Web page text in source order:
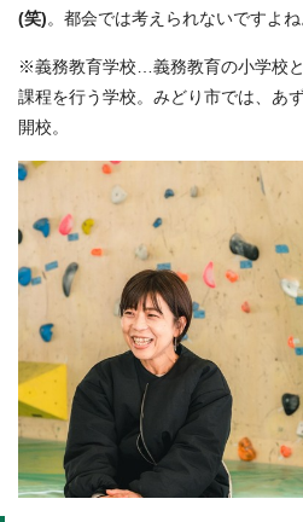
(笑)。都会では考えられないですよね
※義務教育学校…義務教育の小学校
課程を行う学校。みどり市では、あ
開校。